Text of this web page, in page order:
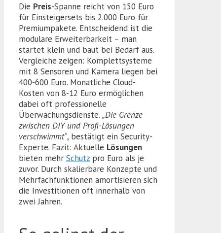
Die Preis-Spanne reicht von 150 Euro
für Einsteigersets bis 2.000 Euro für
Premiumpakete. Entscheidend ist die
modulare Erweiterbarkeit – man
startet klein und baut bei Bedarf aus.
Vergleiche zeigen: Komplettsysteme
mit 8 Sensoren und Kamera liegen bei
400-600 Euro. Monatliche Cloud-
Kosten von 8-12 Euro ermöglichen
dabei oft professionelle
Überwachungsdienste. „Die Grenze
zwischen DIY und Profi-Lösungen
verschwimmt“, bestätigt ein Security-
Experte. Fazit: Aktuelle Lösungen
bieten mehr Schutz pro Euro als je
zuvor. Durch skalierbare Konzepte und
Mehrfachfunktionen amortisieren sich
die Investitionen oft innerhalb von
zwei Jahren.